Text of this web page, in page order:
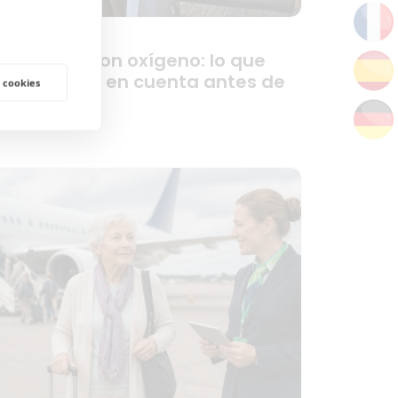
Viajar solo con oxígeno: lo que
tener en cuenta antes de